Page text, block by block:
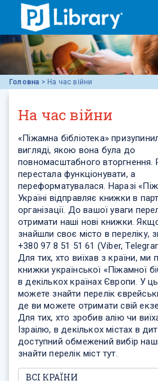
Головна > На час війни
На час війни
«Піжамна бібліотека»
вигляді, якою вона була до
повномасштабного вторгнення.
перестала функціонувати, а
переформатувалася. Наразі
Україні відправляє книжки в
організації. До вашої уваги
отримати наші нові книжки.
знайшли своє місто в переліку,
+380 97 8 51 51 61 (Viber,
Для тих, хто виїхав з країни,
книжки української «Піжамної
в декількох країнах Європи. У
можете знайти перелік
де ви можете отримати свій
Для тих, хто зробив алію чи
Ізраілю, в декількох містах в
доступний обмежений вибір
знайти перелік міст тут.